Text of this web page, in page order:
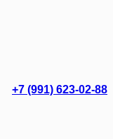
+7 (991) 623-02-88